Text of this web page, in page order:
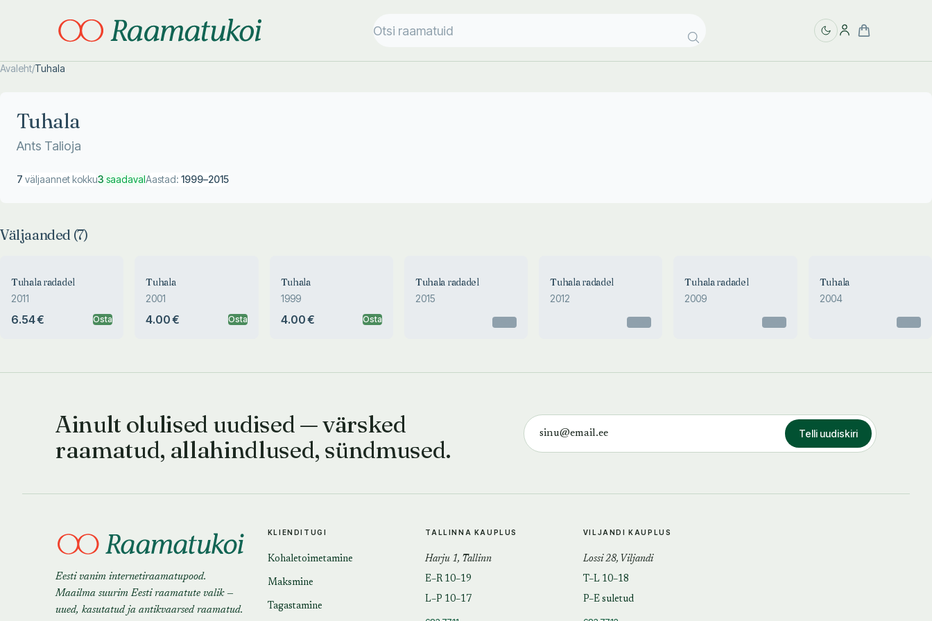
Avaleht/Tuhala
Tuhala
Ants Talioja
7 väljaannet kokku3 saadavalAastad: 1999–2015
Väljaanded (7)
Tuhala radadel
2011
6.54 € Osta
Tuhala
2001
4.00 € Osta
Tuhala
1999
4.00 € Osta
Tuhala radadel
2015
Tuhala radadel
Tuhala radadel
2012
Tuhala radadel
2009
Tuhala
2004
Ainult olulised uudised — värsked
raamatud, allahindlused, sündmused.
Telli uudiskiri
Eesti vanim internetiraamatupood.
Maailma suurim Eesti raamatute valik —
uued, kasutatud ja antikvaarsed raamatud.
KLIENDITUGI
Kohaletoimetamine
Maksmine
Tagastamine
TALLINNA KAUPLUS
Harju 1, Tallinn
E–R 10–19
L–P 10–17
VILJANDI KAUPLUS
Lossi 28, Viljandi
T–L 10–18
P–E suletud